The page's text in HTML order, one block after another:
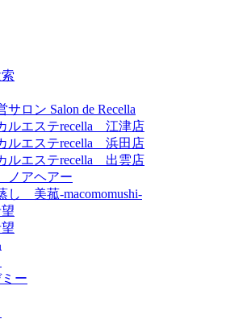
サロン Salon de Recella
ルエステrecella 江津店
ルエステrecella 浜田店
ルエステrecella 出雲店
アヘアー
し 美菰-macomomushi-
ー